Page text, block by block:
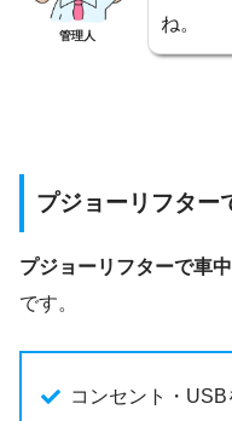
管理人
ね。
プジョーリフター
プジョーリフターで車
です。
コンセント・